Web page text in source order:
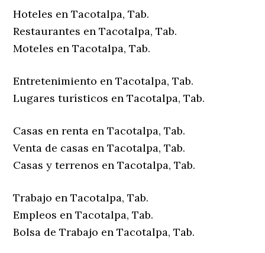
Hoteles en Tacotalpa, Tab.
Restaurantes en Tacotalpa, Tab.
Moteles en Tacotalpa, Tab.
Entretenimiento en Tacotalpa, Tab.
Lugares turísticos en Tacotalpa, Tab.
Casas en renta en Tacotalpa, Tab.
Venta de casas en Tacotalpa, Tab.
Casas y terrenos en Tacotalpa, Tab.
Trabajo en Tacotalpa, Tab.
Empleos en Tacotalpa, Tab.
Bolsa de Trabajo en Tacotalpa, Tab.